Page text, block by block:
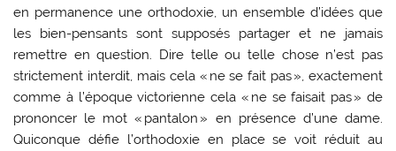
en permanence une orthodoxie, un ensemble d’idées que
les bien-pensants sont supposés partager et ne jamais
remettre en question. Dire telle ou telle chose n’est pas
strictement interdit, mais cela « ne se fait pas », exactement
comme à l’époque victorienne cela « ne se faisait pas » de
prononcer le mot « pantalon » en présence d’une dame.
Quiconque défie l’orthodoxie en place se voit réduit au